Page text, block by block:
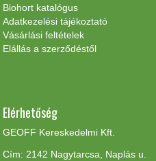
Biohort katalógus
Adatkezelési tájékoztató
Vásárlási feltételek
Elállás a szerződéstől
Elérhetőség
GEOFF Kereskedelmi Kft.
Cím: 2142 Nagytarcsa, Naplás u.